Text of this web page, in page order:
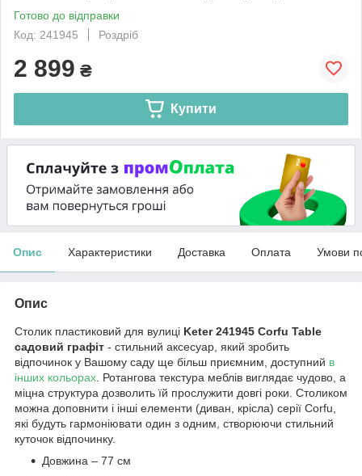
Готово до відправки
Код: 241945
Роздріб
2 899 ₴
Купити
Опис Характеристики Доставка Оплата Умови
Опис
Столик пластиковий для вулиці Keter 241945 Corfu Table
садовий графіт - стильний аксесуар, який зробить
відпочинок у Вашому саду ще більш приємним, доступний в
інших кольорах. Ротангова текстура меблів виглядає чудово, а
міцна структура дозволить їй прослужити довгі роки. Столиком
можна доповнити і інші елементи (диван, крісла) серії Corfu,
які будуть гармоніювати один з одним, створюючи стильний
куточок відпочинку.
Довжина – 77 см